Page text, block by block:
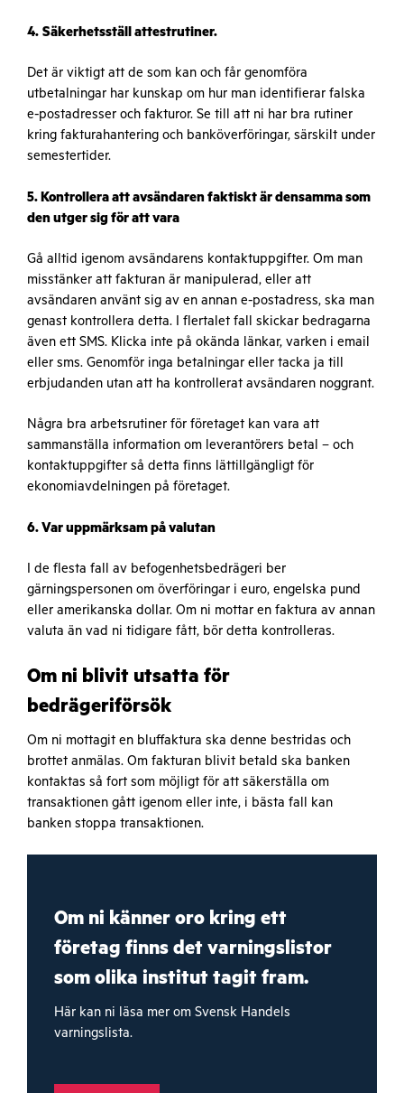
4. Säkerhetsställ attestrutiner.
Det är viktigt att de som kan och får genomföra
utbetalningar har kunskap om hur man identifierar falska
e-postadresser och fakturor. Se till att ni har bra rutiner
kring fakturahantering och banköverföringar, särskilt under
semestertider.
5. Kontrollera att avsändaren faktiskt är densamma som
den utger sig för att vara
Gå alltid igenom avsändarens kontaktuppgifter. Om man
misstänker att fakturan är manipulerad, eller att
avsändaren använt sig av en annan e-postadress, ska man
genast kontrollera detta. I flertalet fall skickar bedragarna
även ett SMS. Klicka inte på okända länkar, varken i email
eller sms. Genomför inga betalningar eller tacka ja till
erbjudanden utan att ha kontrollerat avsändaren noggrant.
Några bra arbetsrutiner för företaget kan vara att
sammanställa information om leverantörers betal – och
kontaktuppgifter så detta finns lättillgängligt för
ekonomiavdelningen på företaget.
6. Var uppmärksam på valutan
I de flesta fall av befogenhetsbedrägeri ber
gärningspersonen om överföringar i euro, engelska pund
eller amerikanska dollar. Om ni mottar en faktura av annan
valuta än vad ni tidigare fått, bör detta kontrolleras.
Om ni blivit utsatta för
bedrägeriförsök
Om ni mottagit en bluffaktura ska denne bestridas och
brottet anmälas. Om fakturan blivit betald ska banken
kontaktas så fort som möjligt för att säkerställa om
transaktionen gått igenom eller inte, i bästa fall kan
banken stoppa transaktionen.
Om ni känner oro kring ett
företag finns det varningslistor
som olika institut tagit fram.
Här kan ni läsa mer om Svensk Handels
varningslista.